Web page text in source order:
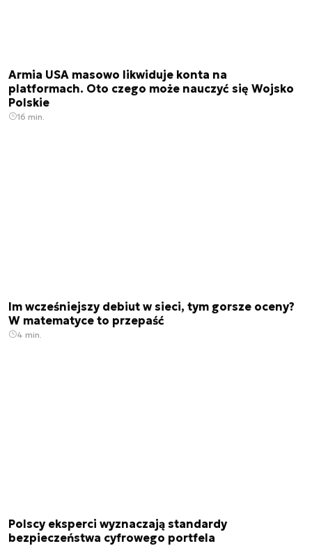
Armia USA masowo likwiduje konta na
platformach. Oto czego może nauczyć się Wojsko
Polskie
16 min.
Im wcześniejszy debiut w sieci, tym gorsze oceny?
W matematyce to przepaść
4 min.
Polscy eksperci wyznaczają standardy
bezpieczeństwa cyfrowego portfela